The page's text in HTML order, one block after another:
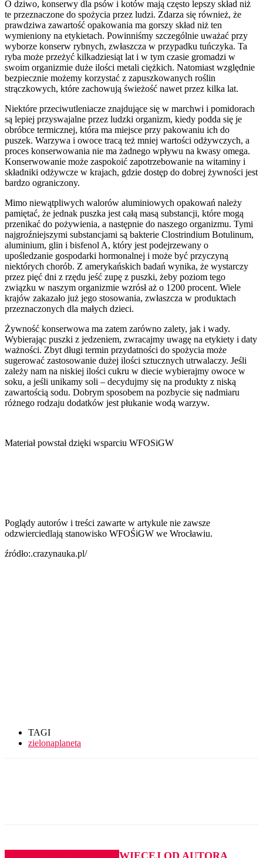
O dziwo, konserwy dla psów i kotów mają często lepszy skład niż
te przeznaczone do spożycia przez ludzi. Zdarza się również, że
prawdziwa zawartość opakowania ma gorszy skład niż ten
wymieniony na etykietach. Powinniśmy szczególnie uważać przy
wyborze konserw rybnych, zwłaszcza w przypadku tuńczyka. Ta
ryba może przeżyć kilkadziesiąt lat i w tym czasie gromadzi w
swoim organizmie duże ilości metali ciężkich. Natomiast względnie
bezpiecznie możemy korzystać z zapuszkowanych roślin
strączkowych, które zachowują świeżość nawet przez kilka lat.
Niektóre przeciwutleniacze znajdujące się w marchwi i pomidorach
są lepiej przyswajalne przez ludzki organizm, kiedy podda się je
obróbce termicznej, która ma miejsce przy pakowaniu ich do
puszek. Warzywa i owoce tracą też mniej wartości odżywczych, a
proces konserwowania nie ma żadnego wpływu na kwasy omega.
Konserwowanie może zaspokoić zapotrzebowanie na witaminy i
składniki odżywcze w krajach, gdzie dostęp do dobrej żywności jest
bardzo ograniczony.
Mimo niewątpliwych walorów aluminiowych opakowań należy
pamiętać, że jednak puszka jest całą masą substancji, które mogą
przenikać do pożywienia, a następnie do naszego organizmu. Tymi
najgroźniejszymi substancjami są bakterie Clostrindium Botulinum,
aluminium, glin i bisfenol A, który jest podejrzewany o
upośledzanie gospodarki hormonalnej i może być przyczyną
niektórych chorób. Z amerykańskich badań wynika, że wystarczy
przez pięć dni z rzędu jeść zupę z puszki, żeby poziom tego
związku w naszym organizmie wzrósł aż o 1200 procent. Wiele
krajów zakazało już jego stosowania, zwłaszcza w produktach
przeznaczonych dla małych dzieci.
Żywność konserwowa ma zatem zarówno zalety, jak i wady.
Wybierając puszki z jedzeniem, zwracajmy uwagę na etykiety i daty
ważności. Zbyt długi termin przydatności do spożycia może
sugerować zastosowanie dużej ilości sztucznych utrwalaczy. Jeśli
zależy nam na niskiej ilości cukru w diecie wybierajmy owoce w
soku, a jeśli unikamy soli – decydujmy się na produkty z niską
zawartością sodu. Dobrym sposobem na pozbycie się nadmiaru
różnego rodzaju dodatków jest płukanie wodą warzyw.
Materiał powstał dzięki wsparciu WFOSiGW
Poglądy autorów i treści zawarte w artykule nie zawsze
odzwierciedlają stanowisko WFOŚiGW we Wrocławiu.
źródło:.crazynauka.pl/
TAGI
zielonaplaneta
WIĘCEJ OD AUTORA